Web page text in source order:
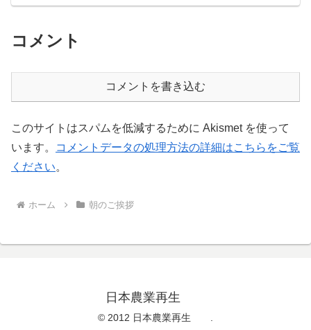
コメント
コメントを書き込む
このサイトはスパムを低減するために Akismet を使って
います。
コメントデータの処理方法の詳細はこちらをご覧
ください。
ホーム 朝のご挨拶
日本農業再生
© 2012 日本農業再生 .